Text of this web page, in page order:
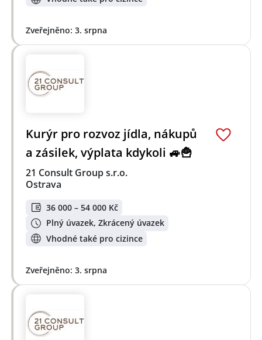
Zveřejněno: 3. srpna
Kurýr pro rozvoz jídla, nákupů
a zásilek, výplata kdykoli 🚙🍟
21 Consult Group s.r.o.
Ostrava
36 000 – 54 000 Kč
Plný úvazek, Zkrácený úvazek
Vhodné také pro cizince
Zveřejněno: 3. srpna